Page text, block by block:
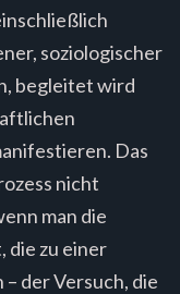
soziologischer
begleitet wird
Das
nicht
man die
die zu einer
der Versuch, die